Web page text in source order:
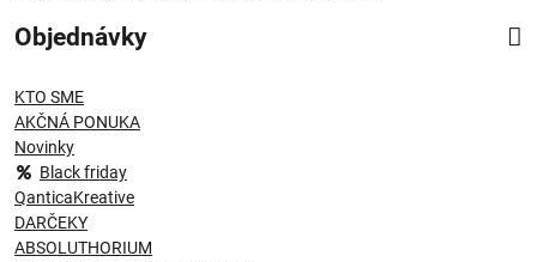
Objednávky
KTO SME
AKČNÁ PONUKA
Novinky
Black friday
QanticaKreative
DARČEKY
ABSOLUTHORIUM